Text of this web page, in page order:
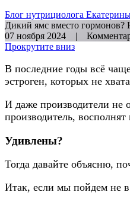
Блог нутрициолога
Дикий ямс вместо
07 ноября 2024 |
Прокрутите вниз
В последние годы всё
эстроген, которых не
И даже производители не
производитель,
Удивлены?
Тогда давайте объясню,
Итак, если мы пойдем не